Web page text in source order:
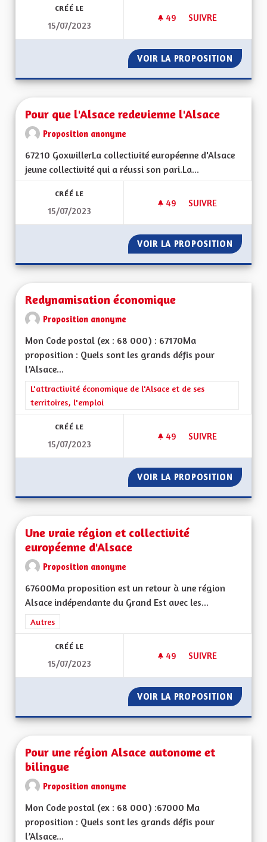
CRÉÉ LE
15/07/2023
49 49 ABONNÉS
SUIVRE
VOIR LA PROPOSITION
Pour que l'Alsace redevienne l'Alsace
Proposition anonyme
67210 GoxwillerLa collectivité européenne d'Alsace
jeune collectivité qui a réussi son pari.La...
CRÉÉ LE
15/07/2023
49 49 ABONNÉS
SUIVRE
VOIR LA PROPOSITION POUR
Redynamisation économique
Proposition anonyme
Mon Code postal (ex : 68 000) : 67170Ma
proposition : Quels sont les grands défis pour
l’Alsace...
Filtrer les résultats de la catégorie : L'attractivité
L'attractivité économique de l'Alsace et de ses
territoires, l'emploi
CRÉÉ LE
15/07/2023
49 49 ABONNÉS
SUIVRE
VOIR LA PROPOSITION
Une vraie région et collectivité
européenne d'Alsace
Proposition anonyme
67600Ma proposition est un retour à une région
Alsace indépendante du Grand Est avec les...
Filtrer les résultats de la catégorie : Autres
Autres
CRÉÉ LE
15/07/2023
49 49 ABONNÉS
SUIVRE
VOIR LA PROPOSITION UNE
Pour une région Alsace autonome et
bilingue
Proposition anonyme
Mon Code postal (ex : 68 000) :67000 Ma
proposition : Quels sont les grands défis pour
l’Alsace...